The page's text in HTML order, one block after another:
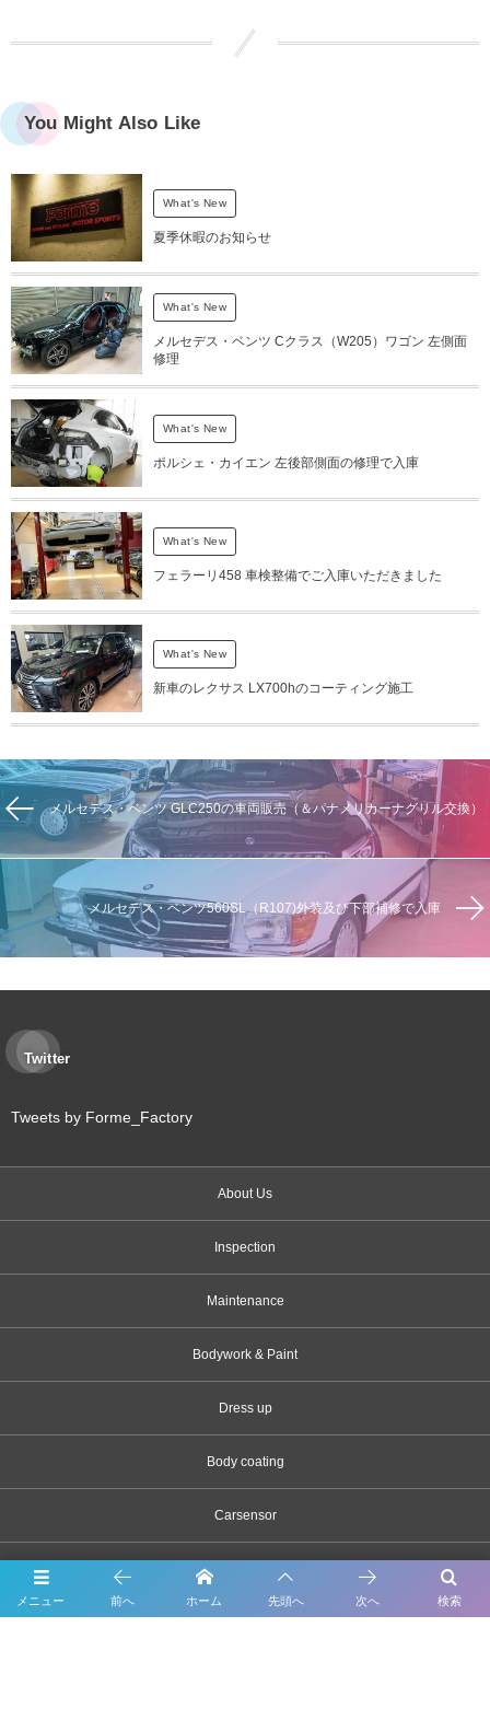
You Might Also Like
What's New
夏季休暇のお知らせ
What's New
メルセデス・ベンツ Cクラス（W205）ワゴン 左側面
修理
What's New
ポルシェ・カイエン 左後部側面の修理で入庫
What's New
フェラーリ458 車検整備でご入庫いただきました
What's New
新車のレクサス LX700hのコーティング施工
メルセデス・ベンツ GLC250の車両販売（＆パナメリカーナグリル交換）
メルセデス・ベンツ560SL（R107)外装及び下部補修で入庫
Twitter
Tweets by Forme_Factory
About Us
Inspection
Maintenance
Bodywork & Paint
Dress up
Body coating
Carsensor
What’s New
メニュー 検索
前へ ホーム 先頭へ 次へ